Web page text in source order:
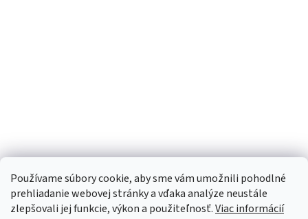
Používame súbory cookie, aby sme vám umožnili pohodlné
prehliadanie webovej stránky a vďaka analýze neustále
zlepšovali jej funkcie, výkon a použiteľnosť.Viac informácií